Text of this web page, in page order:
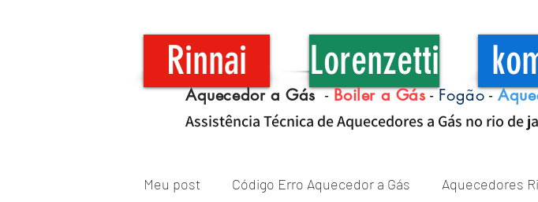
Rinnai Lorenzetti
Aquecedor a Gás-Boiler a Gás-Fogão-
Assistência Técnica de Aquecedores a Gás no rio de
Meu post Código Erro Aquecedor a Gás Aquecedores